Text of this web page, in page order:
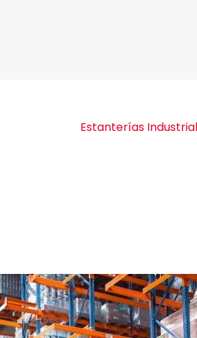
Estanterías